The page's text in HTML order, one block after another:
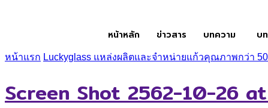
หน้าหลัก ข่าวสาร บทความ บ
หน้าแรก Luckyglass แหล่งผลิตและจำหน่ายแก้วคุณภาพกว่า
Screen Shot 2562-10-26